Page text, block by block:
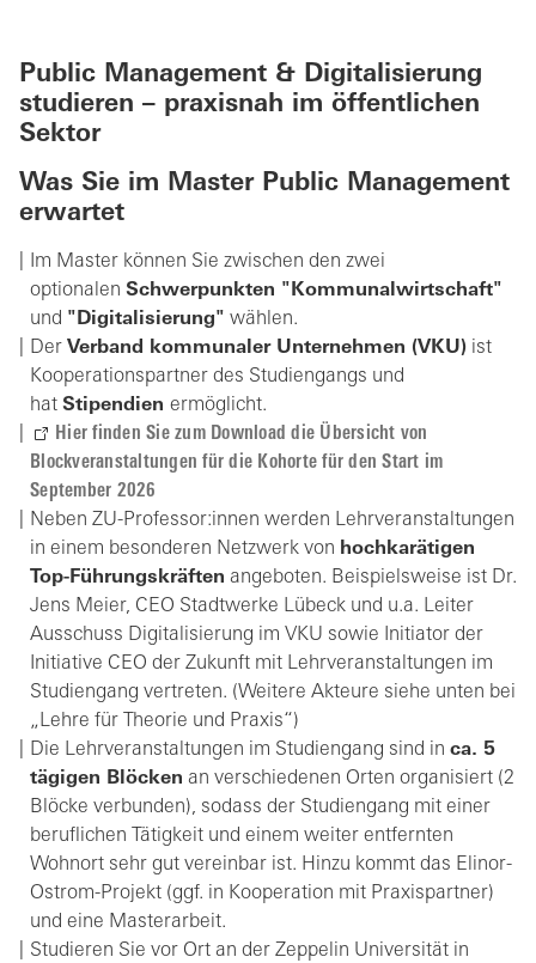
Public Management & Digitalisierung
studieren – praxisnah im öffentlichen
Sektor
Was Sie im Master Public Management
erwartet
Im Master können Sie zwischen den zwei
optionalen Schwerpunkten "Kommunalwirtschaft"
und "Digitalisierung" wählen.
Der Verband kommunaler Unternehmen (VKU) ist
Kooperationspartner des Studiengangs und
hat Stipendien ermöglicht.
Hier finden Sie zum Download die Übersicht von
Blockveranstaltungen für die Kohorte für den Start im
September 2026
Neben ZU-Professor:innen werden Lehrveranstaltungen
in einem besonderen Netzwerk von hochkarätigen
Top-Führungskräften angeboten. Beispielsweise ist Dr.
Jens Meier, CEO Stadtwerke Lübeck und u.a. Leiter
Ausschuss Digitalisierung im VKU sowie Initiator der
Initiative CEO der Zukunft mit Lehrveranstaltungen im
Studiengang vertreten. (Weitere Akteure siehe unten bei
„Lehre für Theorie und Praxis“)
Die Lehrveranstaltungen im Studiengang sind in ca. 5
tägigen Blöcken an verschiedenen Orten organisiert (2
Blöcke verbunden), sodass der Studiengang mit einer
beruflichen Tätigkeit und einem weiter entfernten
Wohnort sehr gut vereinbar ist. Hinzu kommt das Elinor-
Ostrom-Projekt (ggf. in Kooperation mit Praxispartner)
und eine Masterarbeit.
Studieren Sie vor Ort an der Zeppelin Universität in